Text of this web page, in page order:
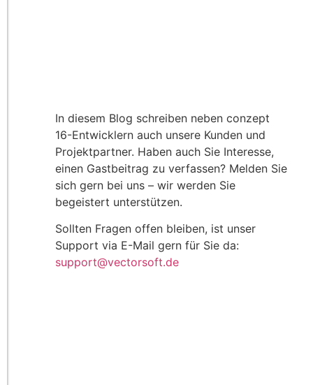
In diesem Blog schreiben neben conzept
16-Entwicklern auch unsere Kunden und
Projektpartner. Haben auch Sie Interesse,
einen Gastbeitrag zu verfassen? Melden Sie
sich gern bei uns – wir werden Sie
begeistert unterstützen.
Sollten Fragen offen bleiben, ist unser
Support via E-Mail gern für Sie da:
support@vectorsoft.de